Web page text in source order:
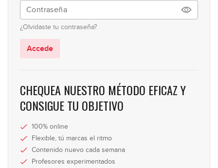
¿Olvidaste tu contraseña?
Accede
CHEQUEA NUESTRO MÉTODO EFICAZ Y
CONSIGUE TU OBJETIVO
100% online
Flexible, tú marcas el ritmo
Contenido nuevo cada semana
Profesores experimentados